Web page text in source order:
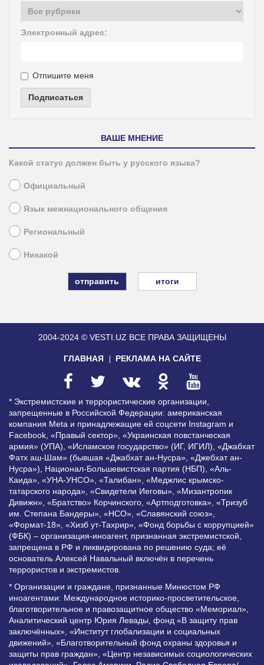
Электронный адрес:
Отпишите меня
Подписаться
ВАШЕ МНЕНИЕ
Какой статус должен быть у русского языка?
Официальный
Язык межнационального общения
Региональный
Никакой
итоги
2004-2024 © VESTI.UZ ВСЕ ПРАВА ЗАЩИЩЕНЫ
ГЛАВНАЯ РЕКЛАМА НА САЙТЕ
* Экстремистские и террористические организации,
запрещенные в Российской Федерации: американская
компания Meta и принадлежащие ей соцсети Instagram и
Facebook, «Правый сектор», «Украинская повстанческая
армия» (УПА), «Исламское государство» (ИГ, ИГИЛ), «Джабхат
Фатх аш-Шам» (бывшая «Джабхат ан-Нусра», «Джебхат ан-
Нусра»), Национал-Большевистская партия (НБП), «Аль-
Каида», «УНА-УНСО», «Талибан», «Меджлис крымско-
татарского народа», «Свидетели Иеговы», «Мизантропик
Дивижн», «Братство» Корчинского, «Артподготовка», «Тризуб
им. Степана Бандеры», «НСО», «Славянский союз»,
«Формат-18», «Хизб ут-Тахрир», «Фонд борьбы с коррупцией»
(ФБК) – организация-иноагент, признанная экстремистской,
запрещена в РФ и ликвидирована по решению суда; её
основатель Алексей Навальный включён в перечень
террористов и экстремистов.
* Организации и граждане, признанные Минюстом РФ
иноагентами: Международное историко-просветительское,
благотворительное и правозащитное общество «Мемориал»,
Аналитический центр Юрия Левады, фонд «В защиту прав
заключённых», «Институт глобализации и социальных
движений», «Благотворительный фонд охраны здоровья и
защиты прав граждан», «Центр независимых социологических